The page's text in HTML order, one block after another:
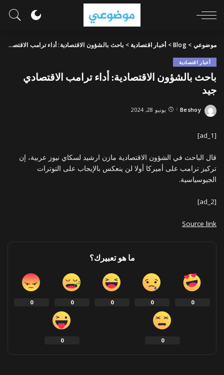
موضوعي >
Blog
> أخبار اقتصادية > باحث بالشؤون الاقتصادية: أداء ترامب الاقتصادي جيد
أخبار اقتصادية
باحث بالشؤون الاقتصادية: أداء ترامب الاقتصادي
جيد
Posted
Beshoy يونيو 28, 2024
[ad_1]
قال الباحث في الشؤون الاقتصادية مازن ارشيد لسكاي نيوز عربية، إن
تركيز ترامب على أميركا أولا لن ينعكس بالإيجاب على التوترات
الجيوسياسية.
[ad_2]
Source link
ما هو تعبيرك؟
0
0
0
0
0
0
0